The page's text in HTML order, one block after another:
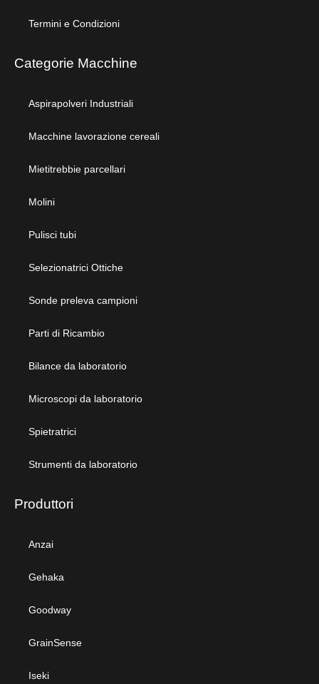
Termini e Condizioni
Categorie Macchine
Aspirapolveri Industriali
Macchine lavorazione cereali
Mietitrebbie parcellari
Molini
Pulisci tubi
Selezionatrici Ottiche
Sonde preleva campioni
Parti di Ricambio
Bilance da laboratorio
Microscopi da laboratorio
Spietratrici
Strumenti da laboratorio
Produttori
Anzai
Gehaka
Goodway
GrainSense
Iseki